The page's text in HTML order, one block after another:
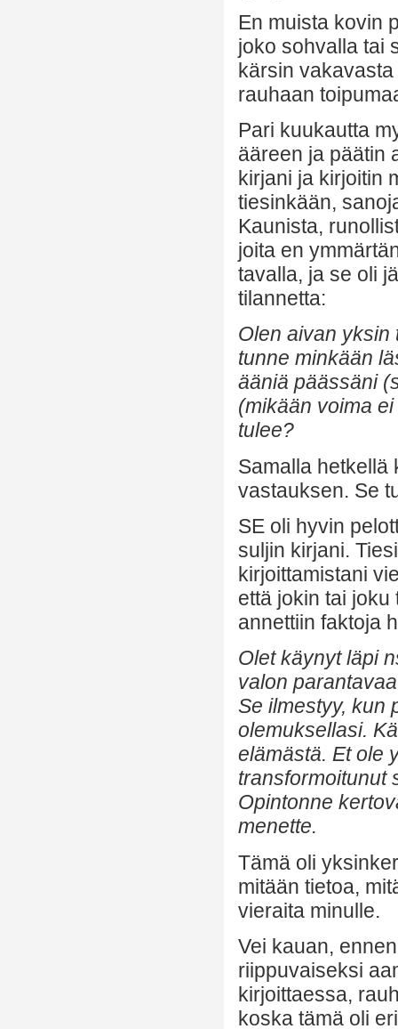
En muista kovin
joko sohvalla tai
kärsin
rauhaan
Pari kuukautta
ääreen ja päätin
kirjani ja kirjoitin
tiesinkään,
Kaunista,
joita en
tavalla, ja se oli
tilannetta:
Olen aivan yksin
tunne minkään
ääniä päässäni
(mikään voima
tulee?
Samalla hetkellä
vastauksen. Se
SE oli hyvin
suljin kirjani.
kirjoittamistani
että jokin tai
annettiin faktoja
Olet käynyt läpi
valon
Se ilmestyy, kun
olemuksellasi.
elämästä. Et ole
transformoitunut
Opintonne
menette.
Tämä oli
mitään tietoa,
vieraita minulle.
Vei kauan,
riippuvaiseksi
kirjoittaessa,
koska tämä oli